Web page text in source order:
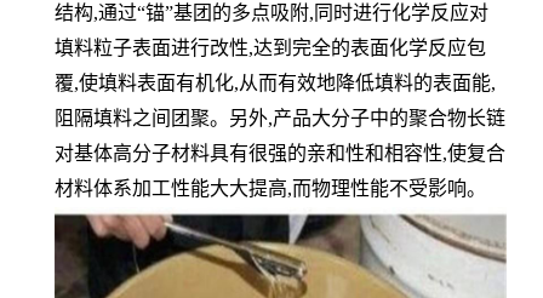
结构,通过“锚”基团的多点吸附,同时进行化学反应对
填料粒子表面进行改性,达到完全的表面化学反应包
覆,使填料表面有机化,从而有效地降低填料的表面能,
阻隔填料之间团聚。另外,产品大分子中的聚合物长链
对基体高分子材料具有很强的亲和性和相容性,使复合
材料体系加工性能大大提高,而物理性能不受影响。